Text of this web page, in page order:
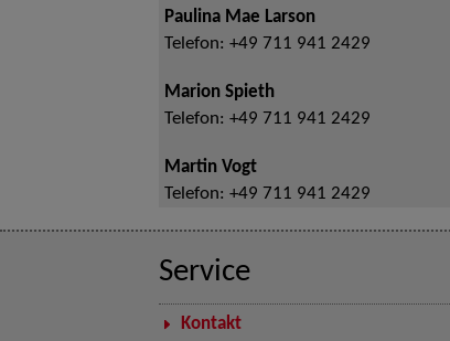
Paulina Mae Larson
Telefon: +49 711 941 2429
Marion Spieth
Telefon: +49 711 941 2429
Martin Vogt
Telefon: +49 711 941 2429
Service
Kontakt